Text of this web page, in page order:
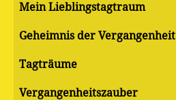
Mein Lieblingstagtraum
Geheimnis der Vergangenheit
Tagträume
Vergangenheitszauber